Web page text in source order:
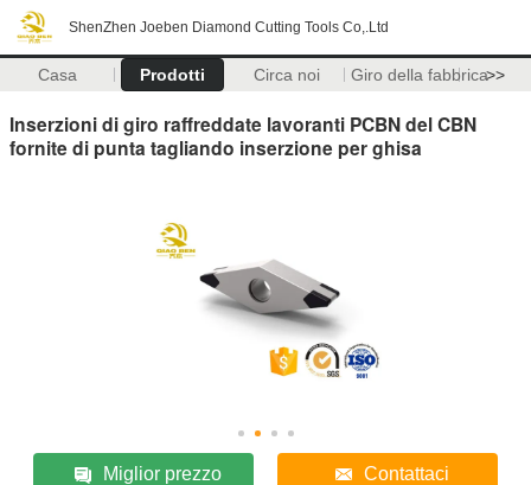
ShenZhen Joeben Diamond Cutting Tools Co,.Ltd
Casa Prodotti Circa noi Giro della fabbrica>>
Inserzioni di giro raffreddate lavoranti PCBN del CBN
fornite di punta tagliando inserzione per ghisa
Miglior prezzo Contattaci